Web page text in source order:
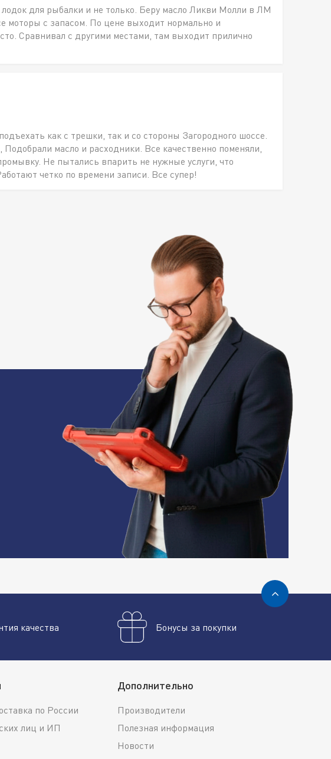
для рыбалки и не только. Беру масло Ликви Молли в ЛМ
моторы с запасом. По цене выходит нормально и
Сравнивал с другими местами, там выходит прилично
как с трешки, так и со стороны Загородного шоссе.
масло и расходники. Все качественно поменяли,
Не пытались впарить не нужные услуги, что
четко по времени записи. Все супер!
качества Бонусы за покупки
по России
лиц и ИП
Дополнительно
Производители
Полезная информация
Новости